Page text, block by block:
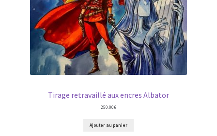
Tirage retravaillé aux encres Albator
250.00€
Ajouter au panier